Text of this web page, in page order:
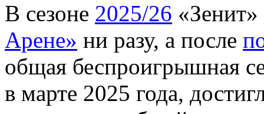
В сезоне 2025/26
Арене» ни разу, а после
общая беспроигрышная
в марте 2025 года,